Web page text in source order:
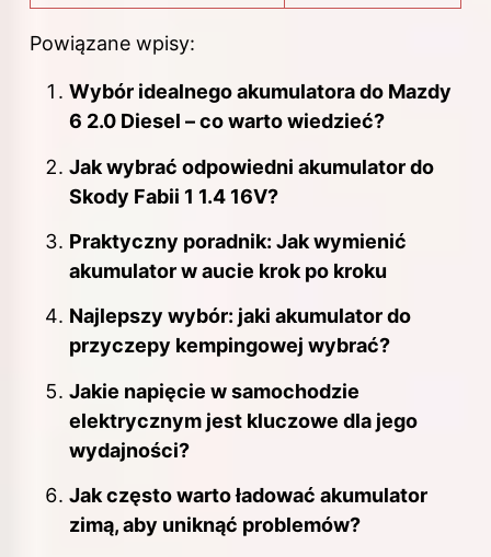
Powiązane wpisy:
Wybór idealnego akumulatora do Mazdy
6 2.0 Diesel – co warto wiedzieć?
Jak wybrać odpowiedni akumulator do
Skody Fabii 1 1.4 16V?
Praktyczny poradnik: Jak wymienić
akumulator w aucie krok po kroku
Najlepszy wybór: jaki akumulator do
przyczepy kempingowej wybrać?
Jakie napięcie w samochodzie
elektrycznym jest kluczowe dla jego
wydajności?
Jak często warto ładować akumulator
zimą, aby uniknąć problemów?